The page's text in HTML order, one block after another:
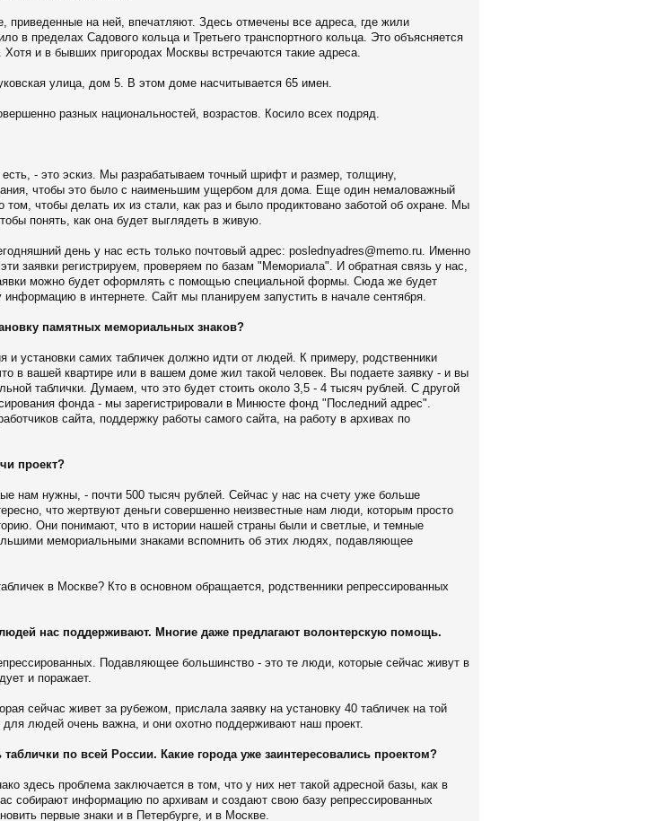
на ней, впечатляют. Здесь отмечены все адреса, где жили
в пределах Садового кольца и Третьего транспортного кольца. Это объясняется
и в бывших пригородах Москвы встречаются такие адреса.
улица, дом 5. В этом доме насчитывается 65 имен.
разных национальностей, возрастов. Косило всех подряд.
- это эскиз. Мы разрабатываем точный шрифт и размер, толщину,
чтобы это было с наименьшим ущербом для дома. Еще один немаловажный
чтобы делать их из стали, как раз и было продиктовано заботой об охране. Мы
понять, как она будет выглядеть в живую.
день у нас есть только почтовый адрес: poslednyadres@memo.ru. Именно
заявки регистрируем, проверяем по базам "Мемориала". И обратная связь у нас,
можно будет оформлять с помощью специальной формы. Сюда же будет
в интернете. Сайт мы планируем запустить в начале сентября.
памятных мемориальных знаков?
установки самих табличек должно идти от людей. К примеру, родственники
в вашей квартире или в вашем доме жил такой человек. Вы подаете заявку - и вы
таблички. Думаем, что это будет стоить около 3,5 - 4 тысяч рублей. С другой
фонда - мы зарегистрировали в Минюсте фонд "Последний адрес".
сайта, поддержку работы самого сайта, на работу в архивах по
проект?
нам нужны, - почти 500 тысяч рублей. Сейчас у нас на счету уже больше
что жертвуют деньги совершенно неизвестные нам люди, которым просто
Они понимают, что в истории нашей страны были и светлые, и темные
мемориальными знаками вспомнить об этих людях, подавляющее
в Москве? Кто в основном обращается, родственники репрессированных
нас поддерживают. Многие даже предлагают волонтерскую помощь.
Подавляющее большинство - это те люди, которые сейчас живут в
и поражает.
сейчас живет за рубежом, прислала заявку на установку 40 табличек на той
людей очень важна, и они охотно поддерживают наш проект.
по всей России. Какие города уже заинтересовались проектом?
здесь проблема заключается в том, что у них нет такой адресной базы, как в
собирают информацию по архивам и создают свою базу репрессированных
первые знаки и в Петербурге, и в Москве.